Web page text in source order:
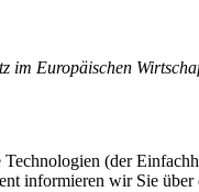
Europäischen
(der
informieren wir Sie